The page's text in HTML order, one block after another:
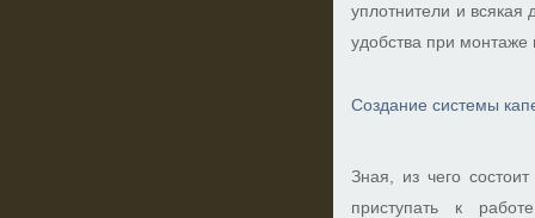
уплотнители и
удобства при монтаже
Создание системы
Зная, из чего
приступать к